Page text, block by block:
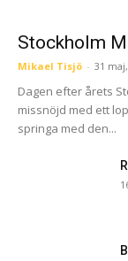
Stockholm
Mikael Tisjö - 31
Dagen efter årets
missnöjd med ett
springa med den...